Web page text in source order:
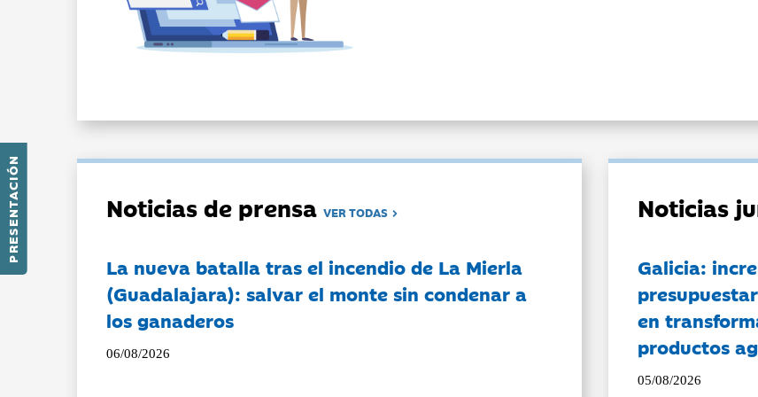
PRESENTACIÓN Noticias de prensaVER TODAS
La nueva batalla tras el incendio de La Mierla
(Guadalajara): salvar el monte sin condenar a
los ganaderos
06/08/2026
Noticias
Galicia:
en
productos
05/08/2026